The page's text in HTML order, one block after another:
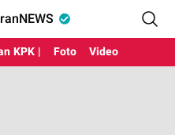
KPK | Foto Video